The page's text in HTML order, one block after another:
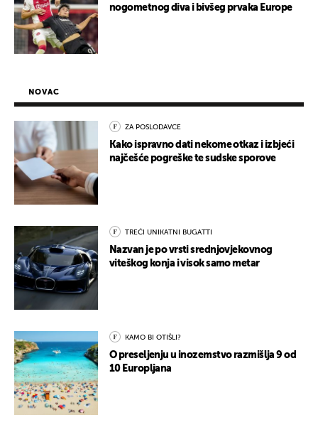
nogometnog diva i bivšeg prvaka Europe
NOVAC
ZA POSLODAVCE
Kako ispravno dati nekome otkaz i izbjeći
najčešće pogreške te sudske sporove
TREĆI UNIKATNI BUGATTI
Nazvan je po vrsti srednjovjekovnog
viteškog konja i visok samo metar
KAMO BI OTIŠLI?
O preseljenju u inozemstvo razmišlja 9 od
10 Europljana